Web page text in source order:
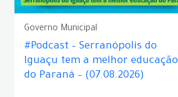
Governo Municipal
#Podcast – Serranópolis do
Iguaçu tem a melhor educação
do Paraná – (07.08.2026)